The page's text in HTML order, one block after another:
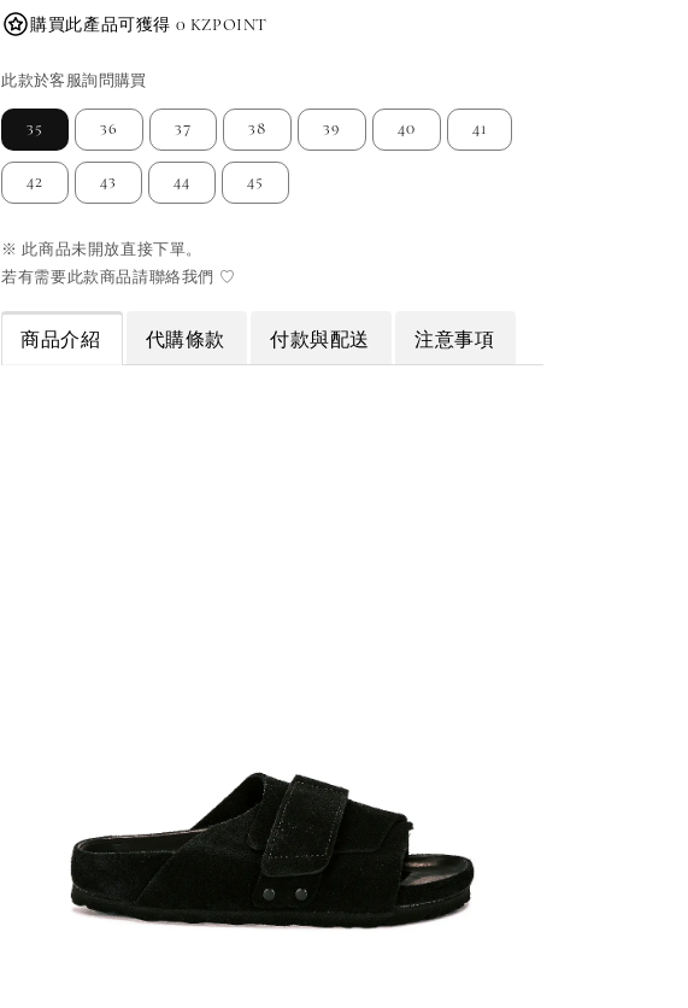
購買此產品可獲得 0 KZPOINT
此款於客服詢問購買
35 36 37 38 39 40 41
42 43 44 45
※ 此商品未開放直接下單。
若有需要此款商品請聯絡我們 ♡
商品介紹 代購條款 付款與配送 注意事項